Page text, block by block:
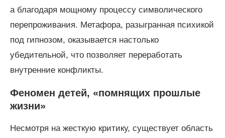
а благодаря мощному процессу символического
перепроживания. Метафора, разыгранная психикой
под гипнозом, оказывается настолько
убедительной, что позволяет переработать
внутренние конфликты.
Феномен детей, «помнящих прошлые
жизни»
Несмотря на жесткую критику, существует область